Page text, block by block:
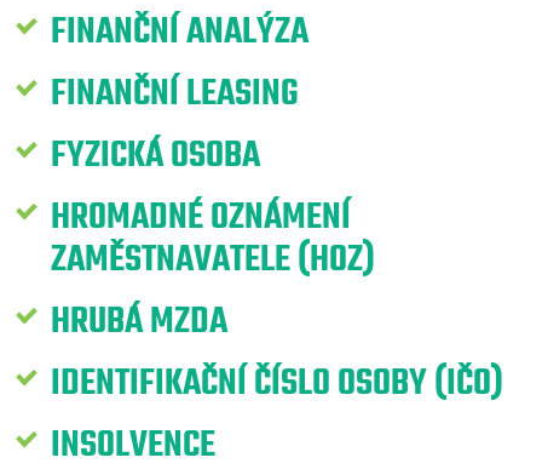
FINANČNÍ ANALÝZA
FINANČNÍ LEASING
FYZICKÁ OSOBA
HROMADNÉ OZNÁMENÍ
ZAMĚSTNAVATELE (HOZ)
HRUBÁ MZDA
IDENTIFIKAČNÍ ČÍSLO OSOBY (IČO)
INSOLVENCE